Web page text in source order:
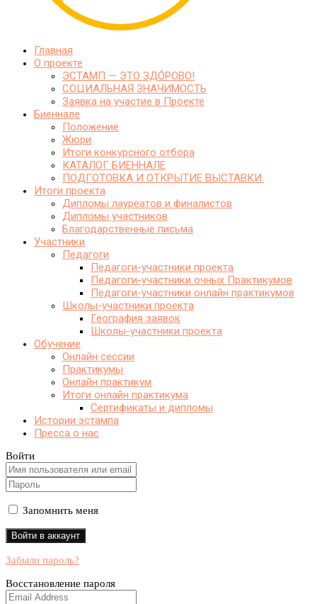
Главная
О проекте
ЭСТАМП — ЭТО ЗДО́РОВО!
СОЦИАЛЬНАЯ ЗНАЧИМОСТЬ
Заявка на участие в Проекте
Биеннале
Положение
Жюри
Итоги конкурсного отбора
КАТАЛОГ БИЕННАЛЕ
ПОДГОТОВКА И ОТКРЫТИЕ ВЫСТАВКИ.
Итоги проекта
Дипломы лауреатов и финалистов
Дипломы участников
Благодарственные письма
Участники
Педагоги
Педагоги-участники проекта
Педагоги-участники очных Практикумов
Педагоги-участники онлайн практикумов
Школы-участники проекта
География заявок
Школы-участники проекта
Обучение
Онлайн сессии
Практикумы
Онлайн практикум
Итоги онлайн практикума
Сертификаты и дипломы
Истории эстампа
Пресса о нас
Войти
Запомнить меня
Забыли пароль?
Восстановление пароля